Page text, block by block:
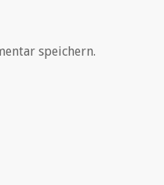
speichern.